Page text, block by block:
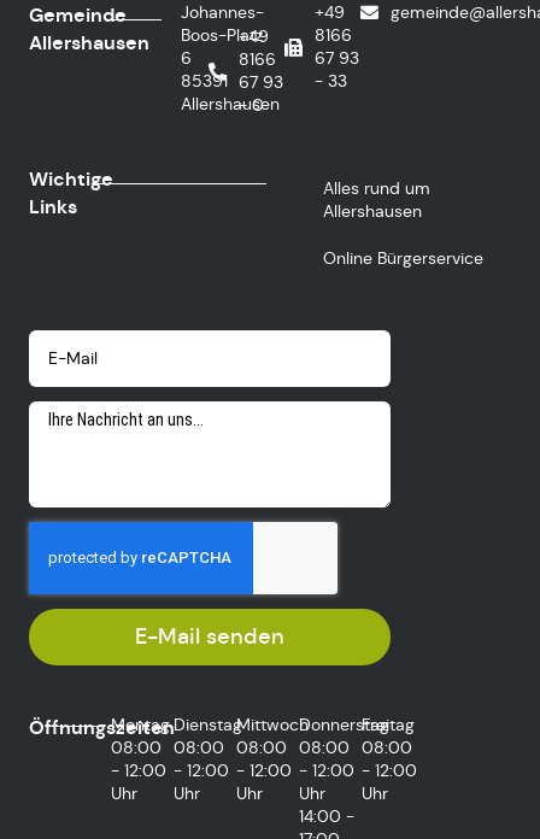
Gemeinde
Allershausen
Johannes-
Boos-Platz
6
85391
Allershausen
+49
8166
67 93
- 0
+49
8166
67 93
- 33
Wichtige
Links
Alles rund um
Allershausen
Online Bürgerservice
E-Mail senden
Öffnungszeiten
Montag
08:00
- 12:00
Uhr
Dienstag
08:00
- 12:00
Uhr
Mittwoch
08:00
- 12:00
Uhr
Donnerstag
08:00
- 12:00
Uhr
14:00 -
Freitag
08:00
- 12:00
Uhr